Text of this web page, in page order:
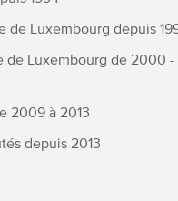
de Luxembourg depuis
de Luxembourg de 2000
2009 à 2013
depuis 2013